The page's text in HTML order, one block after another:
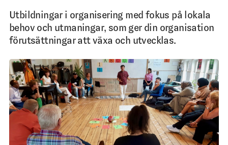
Utbildningar i organisering med fokus på lokala
behov och utmaningar, som ger din organisation
förutsättningar att växa och utvecklas.